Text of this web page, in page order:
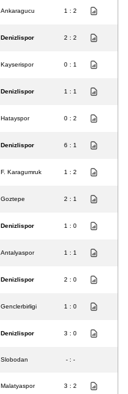
Ankaragucu 1 : 2
Denizlispor 2 : 2
Kayserispor 0 : 1
Denizlispor 1 : 1
Hatayspor 0 : 2
Denizlispor 6 : 1
F. Karagumruk 1 : 2
Goztepe 2 : 1
Denizlispor 1 : 0
Antalyaspor 1 : 1
Denizlispor 2 : 0
Genclerbirligi 1 : 0
Denizlispor 3 : 0
Slobodan - : -
Malatyaspor 3 : 2